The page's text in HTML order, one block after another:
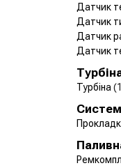
Датчик
Датчик
Датчик
Датчик
Турбіна